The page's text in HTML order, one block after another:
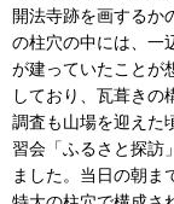
開法寺跡を画するか
の柱穴の中には、一
が建っていたことが
しており、瓦葺きの
調査も山場を迎えた
習会「ふるさと探訪
ました。当日の朝ま